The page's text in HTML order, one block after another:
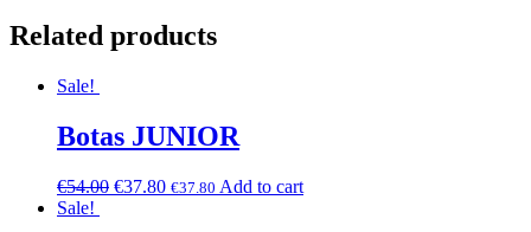
Related products
Sale!
Botas JUNIOR
€54.00 €37.80 €37.80 Add to cart
Sale!